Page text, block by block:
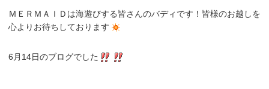
ＭＥＲＭＡＩＤは海遊びする皆さんのバディです！皆様のお越しを
心よりお待ちしております
6月14日のブログでした